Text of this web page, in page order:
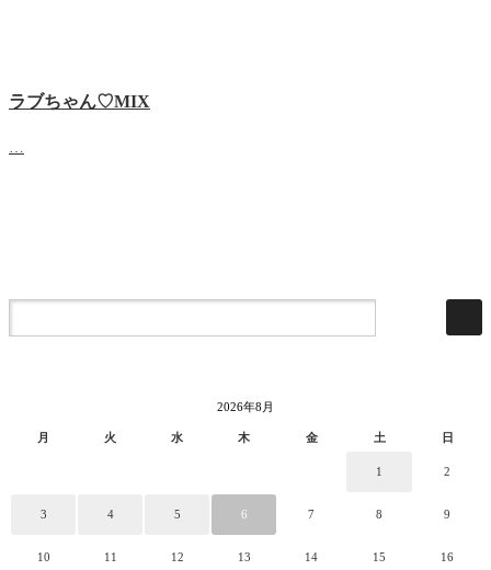
ラブちゃん♡MIX
2026年8月
月 火 水 木 金 土 日
1 2
3 4 5 6 7 8 9
10 11 12 13 14 15 16